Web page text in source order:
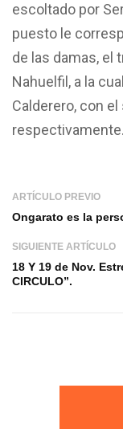
escoltado por
puesto le
de las damas, el
Nahuelfil, a la
Calderero, con
respectivamente.
ARTÍCULO PREVIO
Ongarato es la
SIGUIENTE ARTÍCULO
18 Y 19 de Nov.
CIRCULO”.